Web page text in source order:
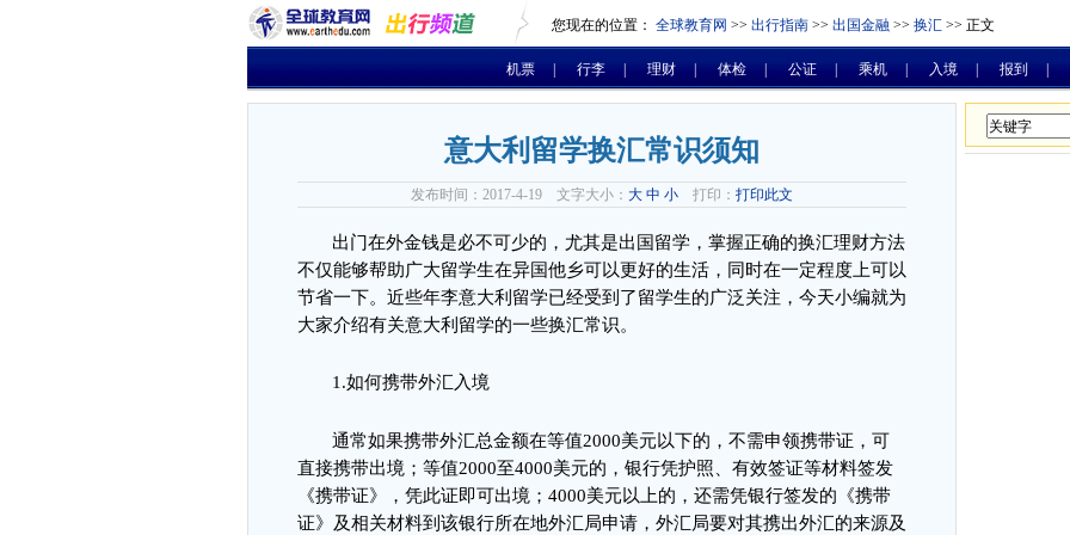
您现在的位置： 全球教育网 >> 出行指南 >> 出国金融 >> 换汇 >> 正文
机票 行李 理财 体检 公证 乘机 入境 报到
意大利留学换汇常识须知
发布时间：2017-4-19 文字大小： 大 中 小 打印： 打印此文
出门在外金钱是必不可少的，尤其是出国留学，掌握正确的换汇理财方法
不仅能够帮助广大留学生在异国他乡可以更好的生活，同时在一定程度上可以
节省一下。近些年李意大利留学已经受到了留学生的广泛关注，今天小编就为
大家介绍有关意大利留学的一些换汇常识。
1.如何携带外汇入境
通常如果携带外汇总金额在等值2000美元以下的，不需申领携带证，可
直接携带出境 ； 等值2000至4000美元的，银行凭护照、有效签证等材料签发
《携带证》，凭此证即可出境 ； 4000美元以上的，还需凭银行签发的《携带
证》及相关材料到该银行所在地外汇局申请，外汇局要对其携出外汇的来源及